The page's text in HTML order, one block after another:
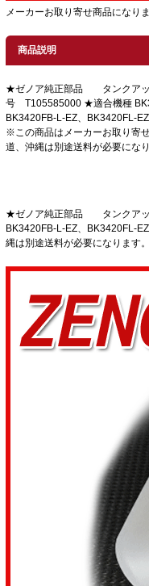
メーカーお取り寄せ商品になり
商品説明
★ゼノア純正部品 タンクアッ
号 T105585000 ★適合機種
BK3420FB-L-EZ、BK3420FL-
※この商品はメーカーお取り寄
道、沖縄は別途送料が必要にな
★ゼノア純正部品 タンクアッ
BK3420FB-L-EZ、BK3420FL-
縄は別途送料が必要になります